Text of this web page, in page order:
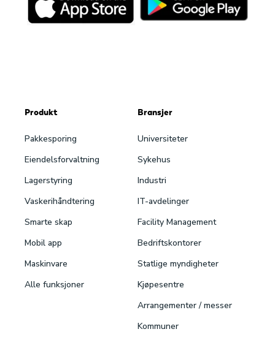
Produkt
Pakke­sporing
Eiendels­forvaltning
Lagerstyring
Vaskeri­håndtering
Smarte skap
Mobil app
Maskinvare
Alle funksjoner
Bransjer
Universiteter
Sykehus
Industri
IT-avdelinger
Facility Management
Bedriftskontorer
Statlige myndigheter
Kjøpesentre
Arrangementer / messer
Kommuner